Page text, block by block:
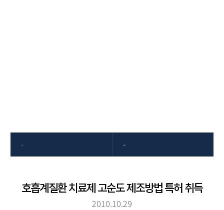
- -
호흡계질환 치료제 고순도 제조방법 특허 취득
2010.10.29